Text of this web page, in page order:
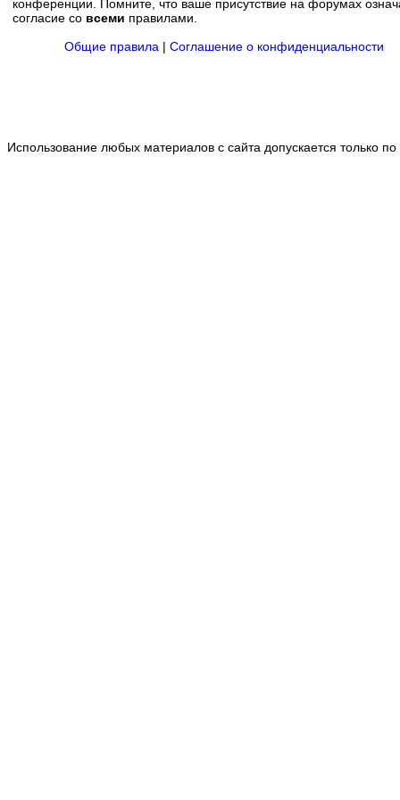
конференции. Помните, что ваше присутствие на форумах
согласие со всеми правилами.
Общие правила | Соглашение о конфиденциальности
Использование любых материалов с сайта допускается только